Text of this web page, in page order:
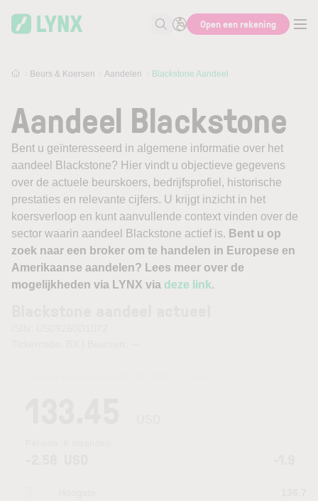
Zoek naar informatie
Open een rekening
Beurs & Koersen Aandelen Blackstone Aandeel
Aandeel Blackstone
Bent u geïnteresseerd in algemene informatie over het
aandeel Blackstone? Hier vindt u objectieve gegevens
over de actuele beurskoers, bedrijfsprofiel, historische
prestaties en relevante cijfers. U krijgt inzicht in het
koersverloop en kunt aanvullende context vinden over de
sector waarin aandeel Blackstone actief is. Bent u op
zoek naar een broker om te handelen in Europese en
Amerikaanse aandelen? Lees meer over de
mogelijkheden via LYNX via deze link.